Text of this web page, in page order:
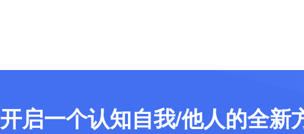
开启一个认知自我/他人的全新